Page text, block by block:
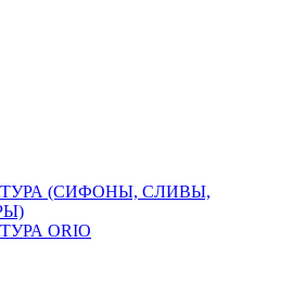
(СИФОНЫ, СЛИВЫ,
ORIO